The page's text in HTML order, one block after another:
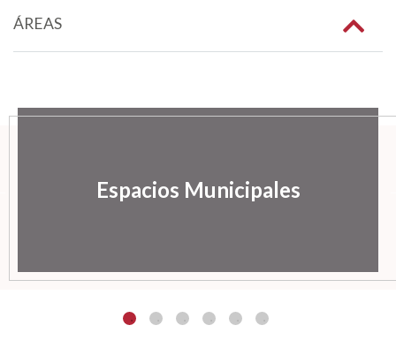
ÁREAS
Espacios Municipales